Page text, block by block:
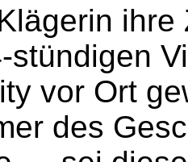
stündigen
vor Ort
des